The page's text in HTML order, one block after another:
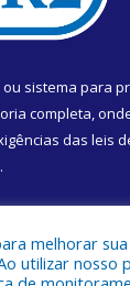
ou sistema para
completa,
das leis
melhorar
utilizar nosso